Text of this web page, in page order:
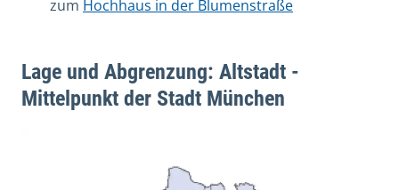
zum Hochhaus in der Blumenstraße
Lage und Abgrenzung: Altstadt -
Mittelpunkt der Stadt München